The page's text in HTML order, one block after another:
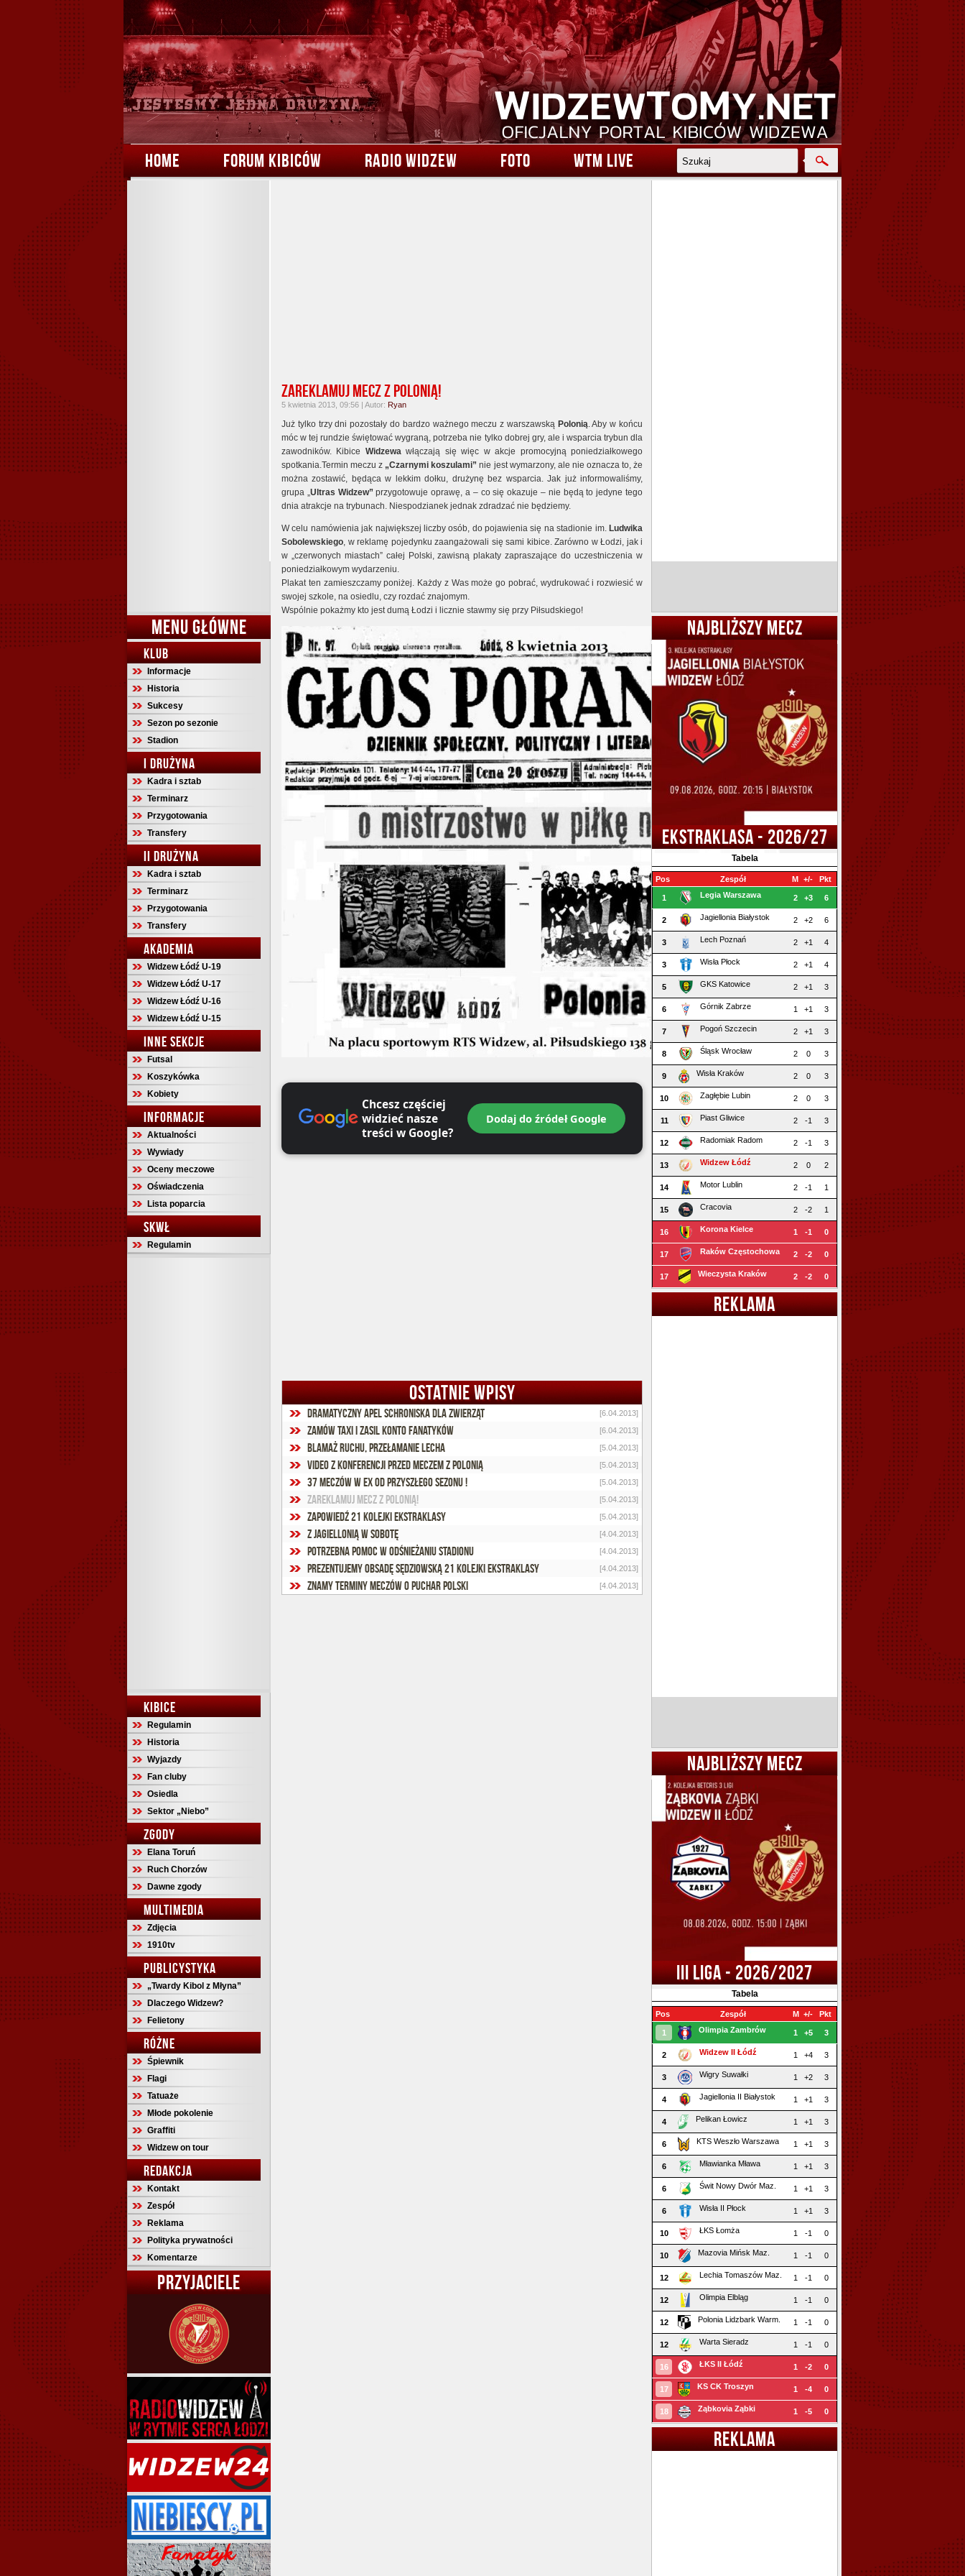
HOME FORUM KIBICÓW RADIO WIDZEW FOTO WTM LIVE
MENU GŁÓWNE
KLUB
Informacje
Historia
Sukcesy
Sezon po sezonie
Stadion
I DRUŻYNA
Kadra i sztab
Terminarz
Przygotowania
Transfery
II DRUŻYNA
Kadra i sztab
Terminarz
Przygotowania
Transfery
AKADEMIA
Widzew Łódź U-19
Widzew Łódź U-17
Widzew Łódź U-16
Widzew Łódź U-15
INNE SEKCJE
Futsal
Koszykówka
Kobiety
INFORMACJE
Aktualności
Wywiady
Oceny meczowe
Oświadczenia
Lista poparcia
SKWŁ
Regulamin
KIBICE
Regulamin
Historia
Wyjazdy
Fan cluby
Osiedla
Sektor „Niebo”
ZGODY
Elana Toruń
Ruch Chorzów
Dawne zgody
MULTIMEDIA
Zdjęcia
1910tv
PUBLICYSTYKA
„Twardy Kibol z Młyna”
Dlaczego Widzew?
Felietony
RÓŻNE
Śpiewnik
Flagi
Tatuaże
Młode pokolenie
Graffiti
Widzew on tour
REDAKCJA
Kontakt
Zespół
Reklama
Polityka prywatności
Komentarze
PRZYJACIELE
Zareklamuj mecz z Polonią!
5 kwietnia 2013, 09:56 | Autor: Ryan
Już tylko trzy dni pozostały do bardzo ważnego meczu z warszawską Polonią. Aby w końcu
móc w tej rundzie świętować wygraną, potrzeba nie tylko dobrej gry, ale i wsparcia trybun dla
zawodników. Kibice Widzewawłączają się więc w akcje promocyjną poniedziałkowego
spotkania.Termin meczu z „Czarnymi koszulami” nie jest wymarzony, ale nie oznacza to, że
można zostawić, będąca w lekkim dołku, drużynę bez wsparcia. Jak już informowaliśmy,
grupa „Ultras Widzew” przygotowuje oprawę, a – co się okazuje – nie będą to jedyne tego
dnia atrakcje na trybunach. Niespodzianek jednak zdradzać nie będziemy.
W celu namówienia jak największej liczby osób, do pojawienia się na stadionie im. Ludwika
Sobolewskiego, w reklamę pojedynku zaangażowali się sami kibice. Zarówno w Łodzi, jak i
w „czerwonych miastach” całej Polski, zawisną plakaty zapraszające do uczestniczenia w
poniedziałkowym wydarzeniu.
Plakat ten zamieszczamy poniżej. Każdy z Was może go pobrać, wydrukować i rozwiesić w
swojej szkole, na osiedlu, czy rozdać znajomym.
Wspólnie pokażmy kto jest dumą Łodzi i licznie stawmy się przy Piłsudskiego!
Chcesz częściej
widzieć nasze
treści w Google?
Dodaj do źródeł Google
OSTATNIE WPISY
Dramatyczny apel schroniska dla zwierząt [6.04.2013]
Zamów taxi i zasil konto fanatyków [6.04.2013]
Blamaż Ruchu, przełamanie Lecha [5.04.2013]
Video z konferencji przed meczem z Polonią [5.04.2013]
37 meczów w Ex od przyszłego sezonu ! [5.04.2013]
Zareklamuj mecz z Polonią! [5.04.2013]
Zapowiedź 21 kolejki Ekstraklasy [5.04.2013]
Z Jagiellonią w sobotę [4.04.2013]
Potrzebna pomoc w odśnieżaniu stadionu [4.04.2013]
Prezentujemy obsadę sędziowską 21 kolejki Ekstraklasy [4.04.2013]
Znamy terminy meczów o Puchar Polski [4.04.2013]
NAJBLIŻSZY MECZ
EKSTRAKLASA - 2026/27
Tabela
Pos Zespół M +/- Pkt
1 Legia Warszawa 2 +3 6
2 Jagiellonia Białystok 2 +2 6
3 Lech Poznań 2 +1 4
3 Wisła Płock 2 +1 4
5 GKS Katowice 2 +1 3
6 Górnik Zabrze 1 +1 3
7 Pogoń Szczecin 2 +1 3
8 Śląsk Wrocław 2 0 3
9 Wisła Kraków 2 0 3
10 Zagłębie Lubin 2 0 3
11 Piast Gliwice 2 -1 3
12 Radomiak Radom 2 -1 3
13 Widzew Łódź 2 0 2
14 Motor Lublin 2 -1 1
15 Cracovia 2 -2 1
16 Korona Kielce 1 -1 0
17 Raków Częstochowa 2 -2 0
17 Wieczysta Kraków 2 -2 0
REKLAMA
NAJBLIŻSZY MECZ
III LIGA - 2026/2027
Tabela
Pos Zespół M +/- Pkt
1 Olimpia Zambrów 1 +5 3
2 Widzew II Łódź 1 +4 3
3 Wigry Suwałki 1 +2 3
4 Jagiellonia II Białystok 1 +1 3
4 Pelikan Łowicz 1 +1 3
6 KTS Weszło Warszawa 1 +1 3
6 Mławianka Mława 1 +1 3
6 Świt Nowy Dwór Maz. 1 +1 3
6 Wisła II Płock 1 +1 3
10 ŁKS Łomża 1 -1 0
10 Mazovia Mińsk Maz. 1 -1 0
12 Lechia Tomaszów Maz. 1 -1 0
12 Olimpia Elbląg 1 -1 0
12 Polonia Lidzbark Warm. 1 -1 0
12 Warta Sieradz 1 -1 0
16 ŁKS II Łódź 1 -2 0
17 KS CK Troszyn 1 -4 0
18 Ząbkovia Ząbki 1 -5 0
REKLAMA